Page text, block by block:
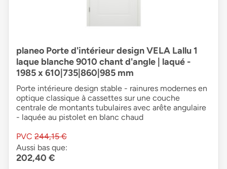
planeo Porte d'intérieur design VELA Lallu 1
laque blanche 9010 chant d'angle | laqué -
1985 x 610|735|860|985 mm
Porte intérieure design stable - rainures modernes en
optique classique à cassettes sur une couche
centrale de montants tubulaires avec arête angulaire
- laquée au pistolet en blanc chaud
PVC 244,15 €
Aussi bas que:
202,40 €